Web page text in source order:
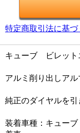
特定商取引法に基
キューブ ビレット
アルミ削り出しア
純正のダイヤルを
装着車種：キュー